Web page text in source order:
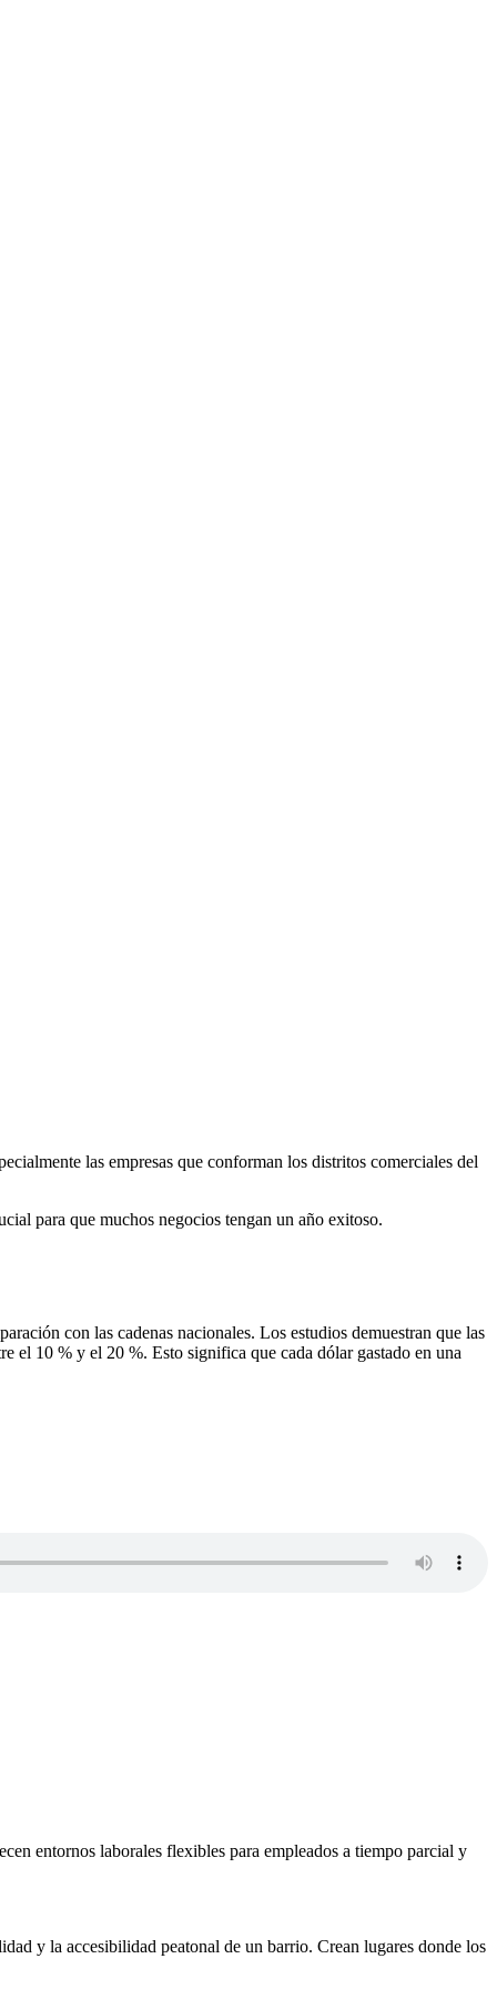
las empresas que conforman los distritos comerciales del
para que muchos negocios tengan un año exitoso.
con las cadenas nacionales. Los estudios demuestran que las
el 10 % y el 20 %. Esto significa que cada dólar gastado en una
entornos laborales flexibles para empleados a tiempo parcial y
y la accesibilidad peatonal de un barrio. Crean lugares donde los